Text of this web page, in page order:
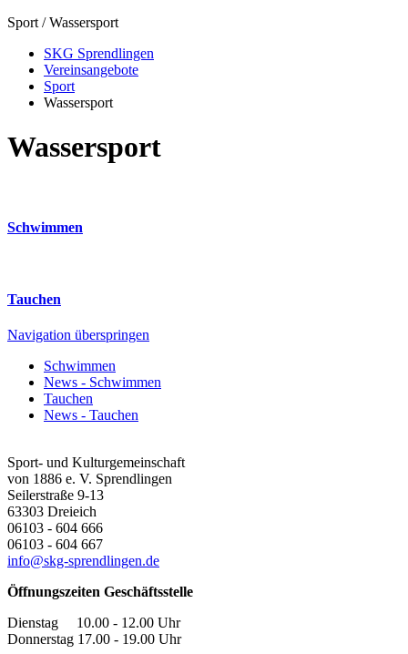
Sport / Wassersport
SKG Sprendlingen
Vereinsangebote
Sport
Wassersport
Wassersport
Schwimmen
Tauchen
Navigation überspringen
Schwimmen
News - Schwimmen
Tauchen
News - Tauchen
Sport- und Kulturgemeinschaft
von 1886 e. V. Sprendlingen
Seilerstraße 9-13
63303 Dreieich
06103 - 604 666
06103 - 604 667
info@skg-sprendlingen.de
Öffnungszeiten Geschäftsstelle
Dienstag 10.00 - 12.00 Uhr
Donnerstag 17.00 - 19.00 Uhr